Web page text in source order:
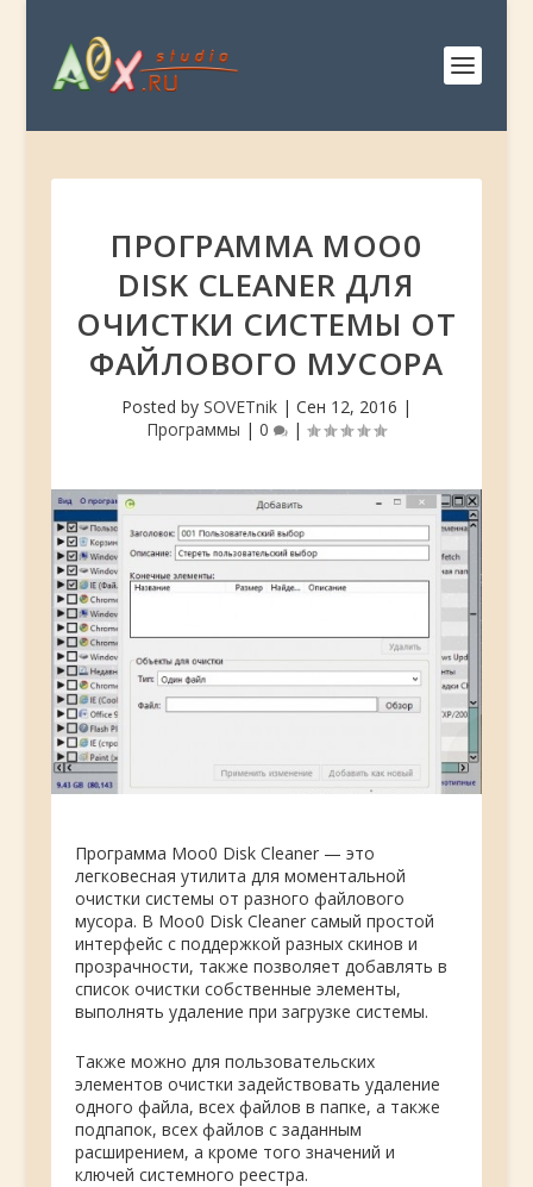
ПРОГРАММА MOO0
DISK CLEANER ДЛЯ
ОЧИСТКИ СИСТЕМЫ ОТ
ФАЙЛОВОГО МУСОРА
Posted by SOVETnik| Сен 12, 2016 |
Программы |0 |
Программа Moo0 Disk Cleaner — это
легковесная утилита для моментальной
очистки системы от разного файлового
мусора. В Moo0 Disk Cleaner самый простой
интерфейс с поддержкой разных скинов и
прозрачности, также позволяет добавлять в
список очистки собственные элементы,
выполнять удаление при загрузке системы.
Также можно для пользовательских
элементов очистки задействовать удаление
одного файла, всех файлов в папке, а также
подпапок, всех файлов с заданным
расширением, а кроме того значений и
ключей системного реестра.